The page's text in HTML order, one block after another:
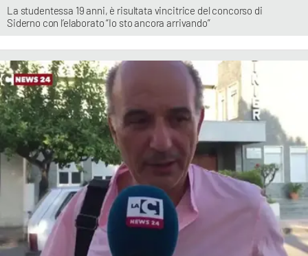
La studentessa 19 anni, è risultata vincitrice del concorso di
Siderno con l’elaborato “Io sto ancora arrivando”